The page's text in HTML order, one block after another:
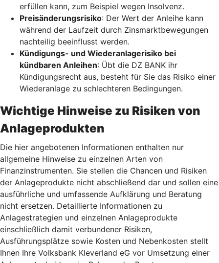
erfüllen kann, zum Beispiel wegen Insolvenz.
Preisänderungsrisiko: Der Wert der Anleihe kann
während der Laufzeit durch Zinsmarktbewegungen
nachteilig beeinflusst werden.
Kündigungs- und Wiederanlagerisiko bei
kündbaren Anleihen: Übt die DZ BANK ihr
Kündigungsrecht aus, besteht für Sie das Risiko einer
Wiederanlage zu schlechteren Bedingungen.
Wichtige Hinweise zu Risiken von
Anlageprodukten
Die hier angebotenen Informationen enthalten nur
allgemeine Hinweise zu einzelnen Arten von
Finanzinstrumenten. Sie stellen die Chancen und Risiken
der Anlageprodukte nicht abschließend dar und sollen eine
ausführliche und umfassende Aufklärung und Beratung
nicht ersetzen. Detaillierte Informationen zu
Anlagestrategien und einzelnen Anlageprodukte
einschließlich damit verbundener Risiken,
Ausführungsplätze sowie Kosten und Nebenkosten stellt
Ihnen Ihre Volksbank Kleverland eG vor Umsetzung einer